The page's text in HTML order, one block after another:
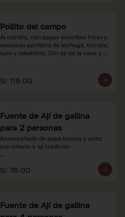
Pollito del campo
Al cilindro, con papas amarillas fritas y
ensalada parrillera de lechuga, tomate,
apio y rabanitos. Con ají de la casa y
*Nuestros precios están expresados en
soles e incluyen impuestos de ley y
S/ 119.00
Fuente de Ají de gallina
para 2 personas
Acompañado de papa blanca y arroz
con choclo y ají tradición
*Nuestros precios están expresados en
soles e incluyen impuestos de ley y
S/ 76.00
Fuente de Ají de gallina